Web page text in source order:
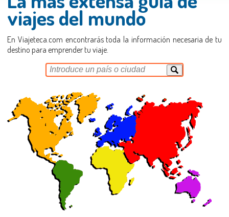
viajes del mundo
En Viajeteca.com encontrarás toda la información necesaria de tu
destino para emprender tu viaje.